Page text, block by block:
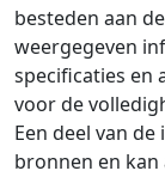
besteden aan
weergegeven
specificaties en
voor de
Een deel van
bronnen en